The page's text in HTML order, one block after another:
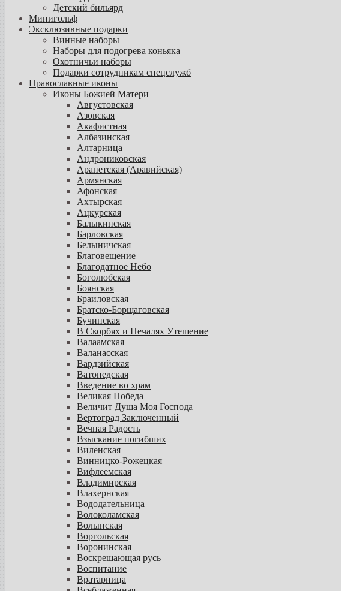
Детский бильярд
Минигольф
Эксклюзивные подарки
Винные наборы
Наборы для подогрева коньяка
Охотничьи наборы
Подарки сотрудникам спецслужб
Православные иконы
Иконы Божией Матери
Августовская
Азовская
Акафистная
Албазинская
Алтарница
Андрониковская
Арапетская (Аравийская)
Армянская
Афонская
Ахтырская
Ацкурская
Балыкинская
Барловская
Белыничская
Благовещение
Благодатное Небо
Боголюбская
Боянская
Браиловская
Братско-Борщаговская
Бучинская
В Скорбях и Печалях Утешение
Валаамская
Валанасская
Вардзийская
Ватопедская
Введение во храм
Великая Победа
Величит Душа Моя Господа
Вертоград Заключенный
Вечная Радость
Взыскание погибших
Виленская
Винницко-Рожецкая
Вифлеемская
Владимирская
Влахернская
Вододательница
Волоколамская
Волынская
Воргольская
Воронинская
Воскрешающая русь
Воспитание
Вратарница